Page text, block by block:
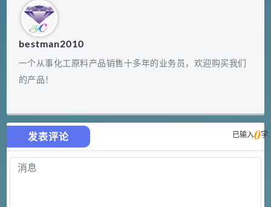
bestman2010
一个从事化工原料产品销售十多年的业务员，欢迎购买我们
的产品！
发表评论 已输入0字